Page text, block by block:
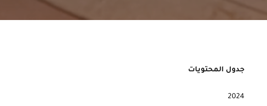
جدول المحتويات
2024